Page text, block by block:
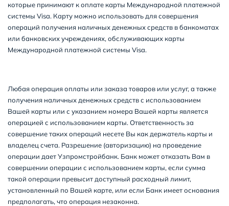
которые принимают к оплате карты Международной платежной
системы Visa. Карту можно использовать для совершения
операций получения наличных денежных средств в банкоматах
или банковских учреждениях, обслуживающих карты
Международной платежной системы Visa.
Любая операция оплаты или заказа товаров или услуг, а также
получения наличных денежных средств с использованием
Вашей карты или с указанием номера Вашей карты является
операцией с использованием карты. Ответственность за
совершение таких операций несете Вы как держатель карты и
владелец счета. Разрешение (авторизацию) на проведение
операции дает Узпромстройбанк. Банк может отказать Вам в
совершении операции с использованием карты, если сумма
такой операции превысит доступный расходный лимит,
установленный по Вашей карте, или если Банк имеет основания
предполагать, что операция незаконна.